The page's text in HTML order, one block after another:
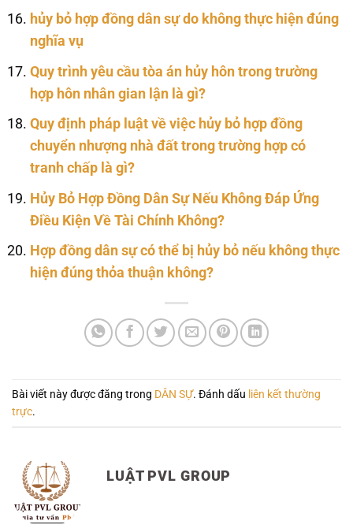
hủy bỏ hợp đồng dân sự do không thực hiện đúng
nghĩa vụ
Quy trình yêu cầu tòa án hủy hôn trong trường
hợp hôn nhân gian lận là gì?
Quy định pháp luật về việc hủy bỏ hợp đồng
chuyển nhượng nhà đất trong trường hợp có
tranh chấp là gì?
Hủy Bỏ Hợp Đồng Dân Sự Nếu Không Đáp Ứng
Điều Kiện Về Tài Chính Không?
Hợp đồng dân sự có thể bị hủy bỏ nếu không thực
hiện đúng thỏa thuận không?
Bài viết này được đăng trong DÂN SỰ. Đánh dấu liên kết thường
trực.
LUẬT PVL GROUP